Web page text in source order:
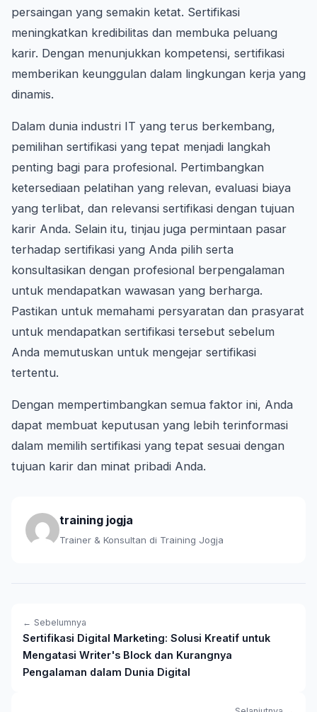
persaingan yang semakin ketat. Sertifikasi
meningkatkan kredibilitas dan membuka peluang
karir. Dengan menunjukkan kompetensi, sertifikasi
memberikan keunggulan dalam lingkungan kerja yang
dinamis.
Dalam dunia industri IT yang terus berkembang,
pemilihan sertifikasi yang tepat menjadi langkah
penting bagi para profesional. Pertimbangkan
ketersediaan pelatihan yang relevan, evaluasi biaya
yang terlibat, dan relevansi sertifikasi dengan tujuan
karir Anda. Selain itu, tinjau juga permintaan pasar
terhadap sertifikasi yang Anda pilih serta
konsultasikan dengan profesional berpengalaman
untuk mendapatkan wawasan yang berharga.
Pastikan untuk memahami persyaratan dan prasyarat
untuk mendapatkan sertifikasi tersebut sebelum
Anda memutuskan untuk mengejar sertifikasi
tertentu.
Dengan mempertimbangkan semua faktor ini, Anda
dapat membuat keputusan yang lebih terinformasi
dalam memilih sertifikasi yang tepat sesuai dengan
tujuan karir dan minat pribadi Anda.
training jogja
Trainer & Konsultan di Training Jogja
← Sebelumnya
Sertifikasi Digital Marketing: Solusi Kreatif untuk
Mengatasi Writer's Block dan Kurangnya
Pengalaman dalam Dunia Digital